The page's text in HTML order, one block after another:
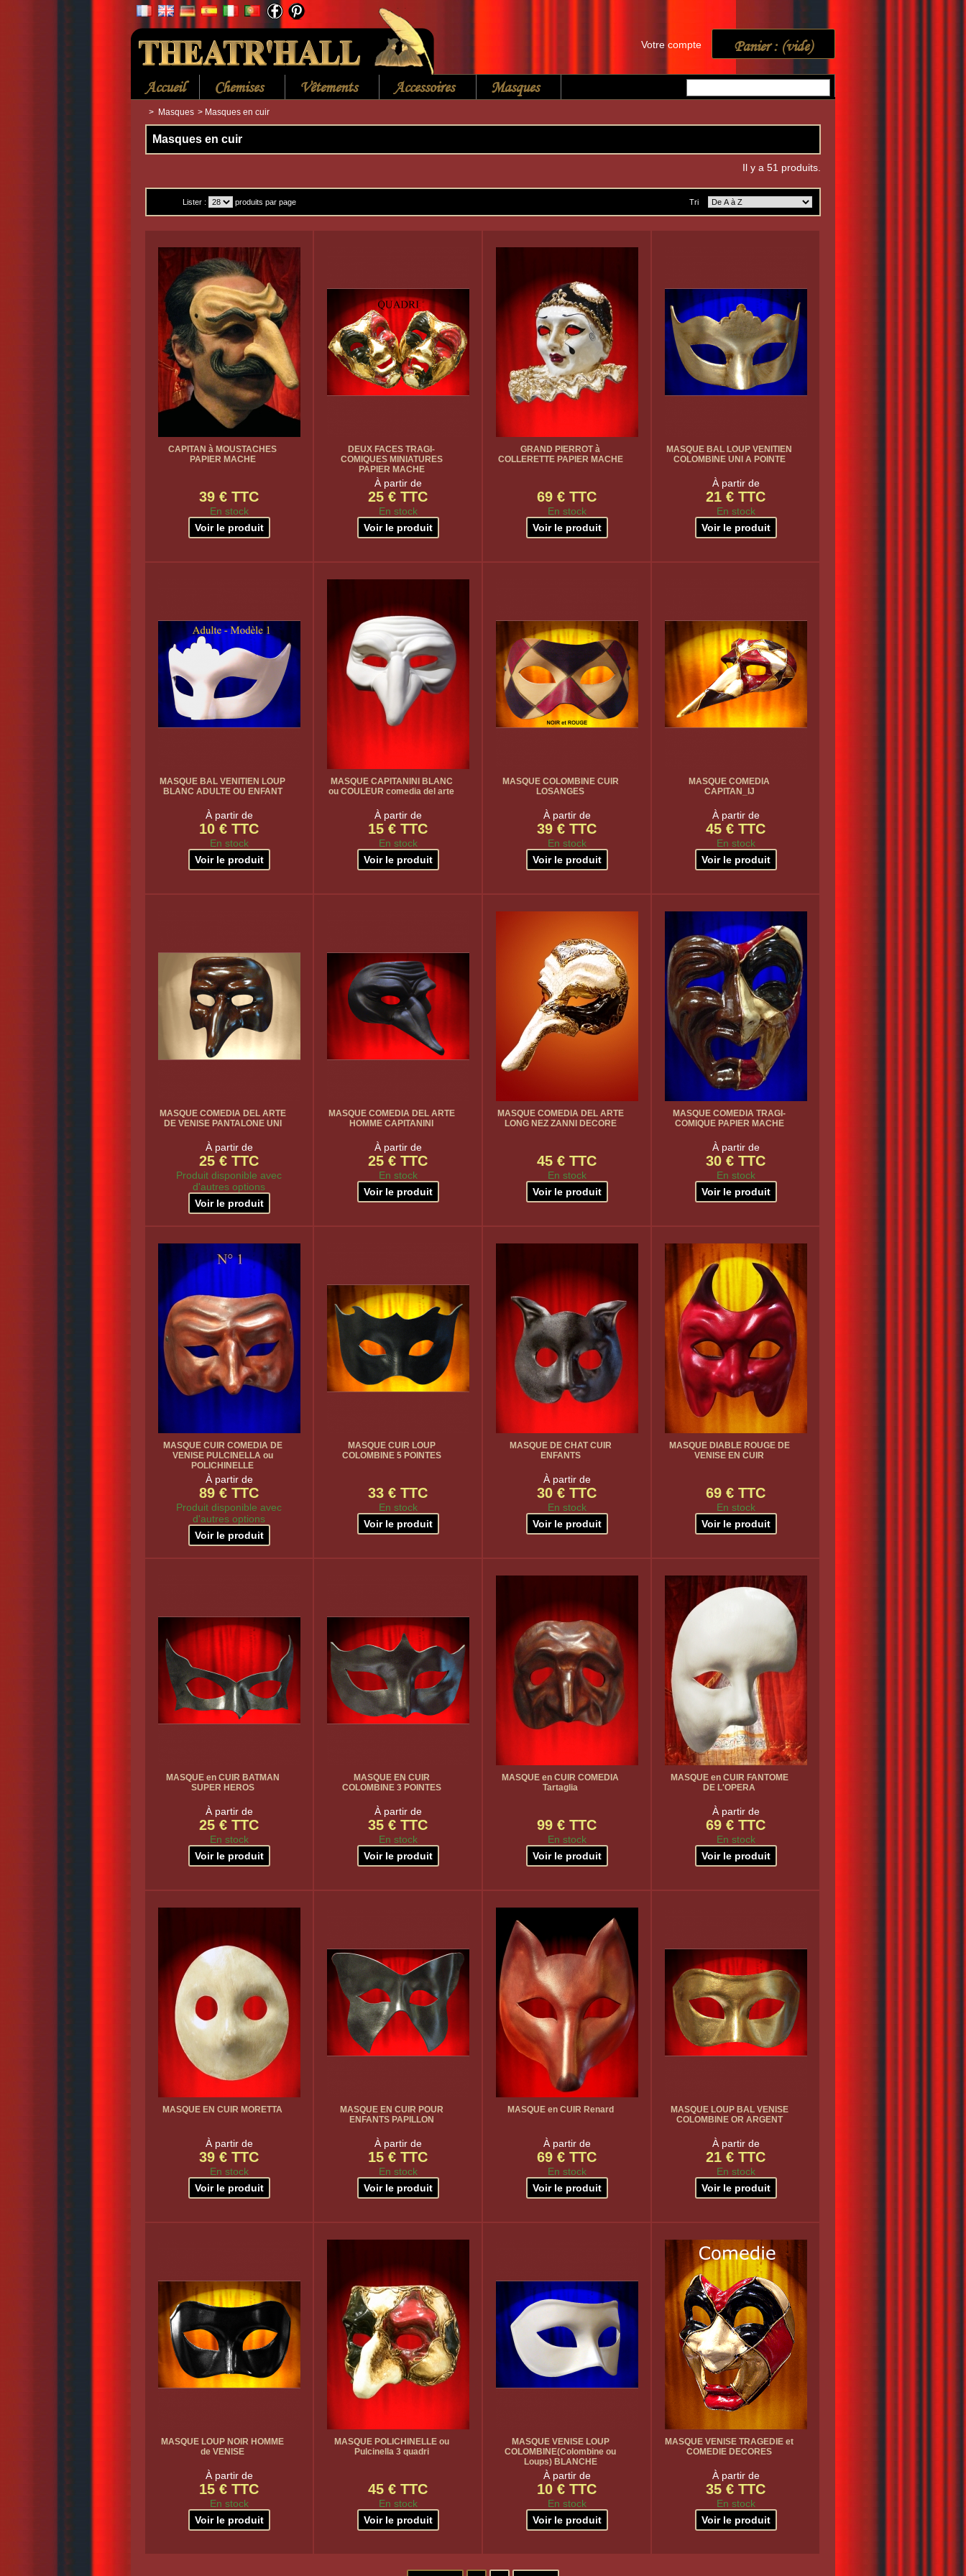
Panier : (vide)
Votre compte
Accueil Chemises Vêtements Accessoires Masques
> Masques > Masques en cuir
Masques en cuir
Il y a 51 produits.
Tri
Lister : produits par page
CAPITAN à MOUSTACHES
PAPIER MACHE
39 € TTC
En stock
Voir le produit
DEUX FACES TRAGI-
COMIQUES MINIATURES
PAPIER MACHE
À partir de
25 € TTC
En stock
Voir le produit
GRAND PIERROT à
COLLERETTE PAPIER MACHE
69 € TTC
En stock
Voir le produit
MASQUE BAL LOUP VENITIEN
COLOMBINE UNI A POINTE
À partir de
21 € TTC
En stock
Voir le produit
MASQUE BAL VENITIEN LOUP
BLANC ADULTE OU ENFANT
À partir de
10 € TTC
En stock
Voir le produit
MASQUE CAPITANINI BLANC
ou COULEUR comedia del arte
À partir de
15 € TTC
En stock
Voir le produit
MASQUE COLOMBINE CUIR
LOSANGES
À partir de
39 € TTC
En stock
Voir le produit
MASQUE COMEDIA
CAPITAN_IJ
À partir de
45 € TTC
En stock
Voir le produit
MASQUE COMEDIA DEL ARTE
DE VENISE PANTALONE UNI
À partir de
25 € TTC
Produit disponible avec
d'autres options
Voir le produit
MASQUE COMEDIA DEL ARTE
HOMME CAPITANINI
À partir de
25 € TTC
En stock
Voir le produit
MASQUE COMEDIA DEL ARTE
LONG NEZ ZANNI DECORE
45 € TTC
En stock
Voir le produit
MASQUE COMEDIA TRAGI-
COMIQUE PAPIER MACHE
À partir de
30 € TTC
En stock
Voir le produit
MASQUE CUIR COMEDIA DE
VENISE PULCINELLA ou
POLICHINELLE
À partir de
89 € TTC
Produit disponible avec
d'autres options
Voir le produit
MASQUE CUIR LOUP
COLOMBINE 5 POINTES
33 € TTC
En stock
Voir le produit
MASQUE DE CHAT CUIR
ENFANTS
À partir de
30 € TTC
En stock
Voir le produit
MASQUE DIABLE ROUGE DE
VENISE EN CUIR
69 € TTC
En stock
Voir le produit
MASQUE en CUIR BATMAN
SUPER HEROS
À partir de
25 € TTC
En stock
Voir le produit
MASQUE EN CUIR
COLOMBINE 3 POINTES
À partir de
35 € TTC
En stock
Voir le produit
MASQUE en CUIR COMEDIA
Tartaglia
99 € TTC
En stock
Voir le produit
MASQUE en CUIR FANTOME
DE L'OPERA
À partir de
69 € TTC
En stock
Voir le produit
MASQUE EN CUIR MORETTA
À partir de
39 € TTC
En stock
Voir le produit
MASQUE EN CUIR POUR
ENFANTS PAPILLON
À partir de
15 € TTC
En stock
Voir le produit
MASQUE en CUIR Renard
À partir de
69 € TTC
En stock
Voir le produit
MASQUE LOUP BAL VENISE
COLOMBINE OR ARGENT
À partir de
21 € TTC
En stock
Voir le produit
MASQUE LOUP NOIR HOMME
de VENISE
À partir de
15 € TTC
En stock
Voir le produit
MASQUE POLICHINELLE ou
Pulcinella 3 quadri
45 € TTC
En stock
Voir le produit
MASQUE VENISE LOUP
COLOMBINE(Colombine ou
Loups) BLANCHE
À partir de
10 € TTC
En stock
Voir le produit
MASQUE VENISE TRAGEDIE et
COMEDIE DECORES
À partir de
35 € TTC
En stock
Voir le produit